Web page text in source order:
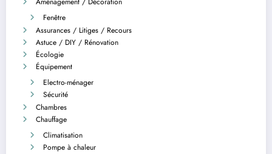
Fenêtre
Assurances / Litiges / Recours
Astuce / DIY / Rénovation
Écologie
Équipement
Electro-ménager
Sécurité
Chambres
Chauffage
Climatisation
Pompe à chaleur